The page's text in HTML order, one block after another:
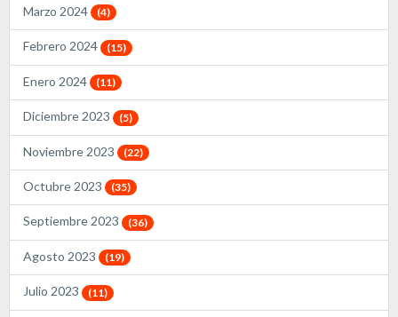
Marzo 2024 (4)
Febrero 2024 (15)
Enero 2024 (11)
Diciembre 2023 (5)
Noviembre 2023 (22)
Octubre 2023 (35)
Septiembre 2023 (36)
Agosto 2023 (19)
Julio 2023 (11)